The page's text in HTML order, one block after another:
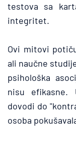
testova sa
integritet.
Ovi mitovi
ali naučne
psihološka
nisu efikasne.
dovodi do
osoba